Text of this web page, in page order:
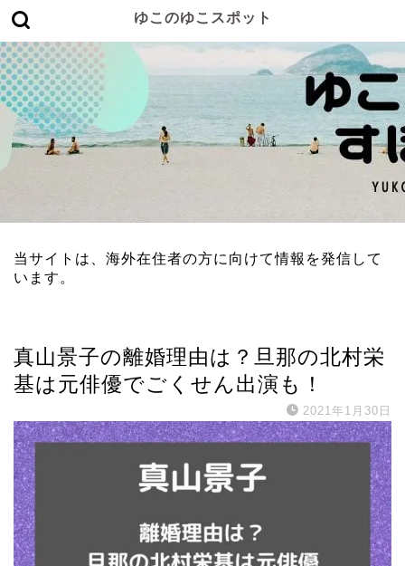
ゆこのゆこスポット
当サイトは、海外在住者の方に向けて情報を発信して
います。
真山景子の離婚理由は？旦那の北村栄
基は元俳優でごくせん出演も！
2021年1月30日